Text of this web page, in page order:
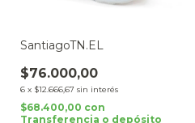
SantiagoTN.EL
$76.000,00
6 x $12.666,67 sin interés
$68.400,00 con
Transferencia o depósito